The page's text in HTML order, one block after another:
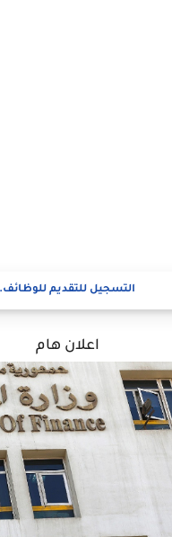
التسجيل للتقديم للوظائف.
اعلان هام